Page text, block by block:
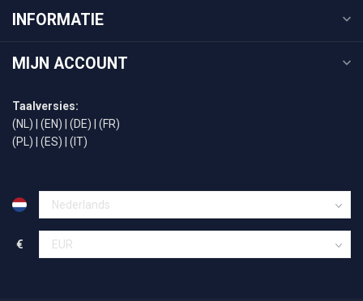
INFORMATIE
MIJN ACCOUNT
Taalversies:
(NL) | (EN) | (DE) | (FR)
(PL) | (ES) | (IT)
€